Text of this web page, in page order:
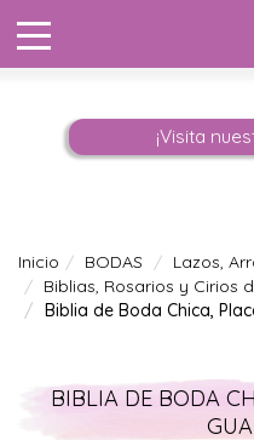
¡Visita
Inicio BODAS
Lazos,
Biblias, Rosarios y Cirios
Biblia de Boda Chica,
BIBLIA DE BODA